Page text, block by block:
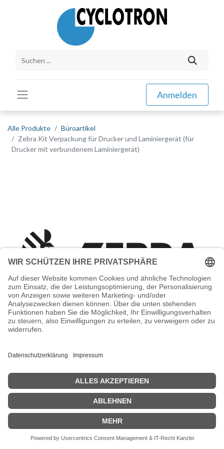
Anmelden
Alle Produkte
Büroartikel
Zebra Kit Verpackung für Drucker und Laminiergerät (für
Drucker mit verbundenem Laminiergerät)
Zebra Kit Verpackung für Drucker und
Laminiergerät (für Drucker mit
verbundenem Laminiergerät)
Zebra - Kit Verpackung für Drucker und Laminiergerät (für Drucker